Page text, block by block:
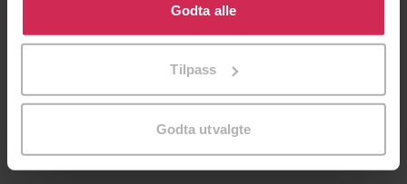
bruke cookies for alle disse formålene. Du kan også
tilpasse ditt samtykke til spesifikke formål ved å klikke
Godta alle
Tilpass
Godta utvalgte
239,-
Harry Potter og de vises stein
LYDBOK
199,-
LYDBOK